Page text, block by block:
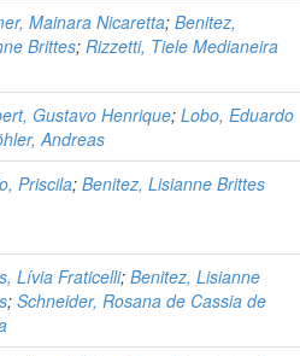
Mainara Nicaretta;Benitez,
Brittes;Rizzetti, Tiele Medianeira
Gustavo Henrique;Lobo, Eduardo
Andreas
Priscila;Benitez, Lisianne Brittes
Lívia Fraticelli;Benitez, Lisianne
;Schneider, Rosana de Cassia de